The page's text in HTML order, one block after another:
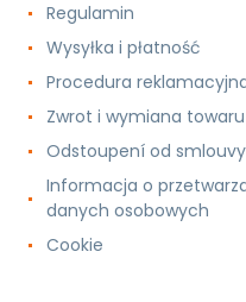
Regulamin
Wysyłka i płatność
Procedura
Zwrot i wymiana towaru
Odstoupení od smlouvy
Informacja o
danych osobowych
Cookie